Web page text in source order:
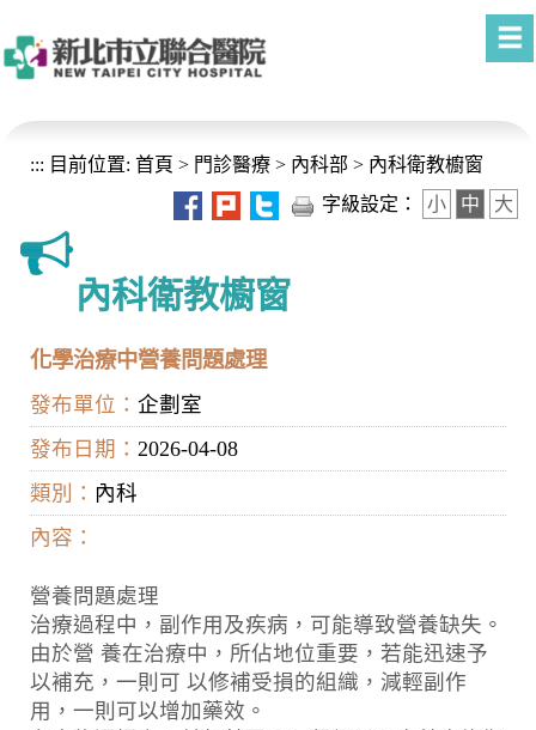
::: 目前位置: 首頁 > 門診醫療 > 內科部 > 內科衛教櫥窗
字級設定：
小 中 大
內科衛教櫥窗
化學治療中營養問題處理
發布單位： 企劃室
發布日期： 2026-04-08
類別： 內科
內容：
營養問題處理
治療過程中，副作用及疾病，可能導致營養缺失。
由於營 養在治療中，所佔地位重要，若能迅速予
以補充，一則可 以修補受損的組織，減輕副作
用，一則可以增加藥效。